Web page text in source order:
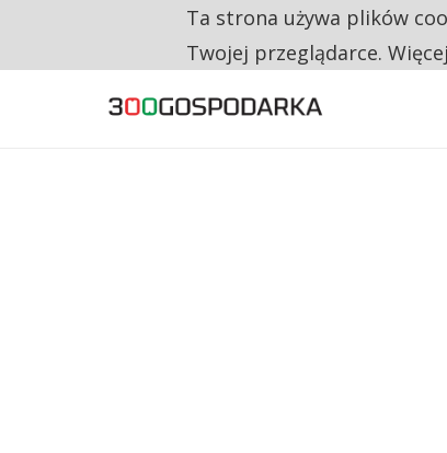
NA JEDEN WAKAT PRZYPADAJĄ 62
Ta strona używa plików
Twojej przeglądarce.